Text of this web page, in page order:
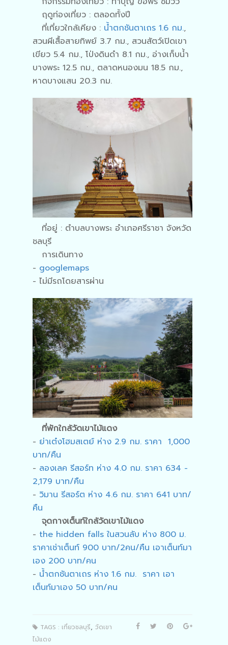
ฤดูท่องเที่ยว : ตลอดทั้งปี
ที่เที่ยวใกล้เคียง : น้ำตกชันตาเถร 1.6 กม.,
สวนผีเสื้อสายทิพย์ 3.7 กม., สวนสัตว์เปิดเขา
เขียว 5.4 กม., โป่งดินดำ 8.1 กม., อ่างเก็บน้ํา
บางพระ 12.5 กม., ตลาดหนองมน 18.5 กม.,
หาดบางแสน 20.3 กม.
ที่อยู่ : ตำบลบางพระ อำเภอศรีราชา จังหวัด
ชลบุรี
การเดินทาง
- googlemaps
- ไม่มีรถโดยสารผ่าน
ที่พักใกล้วัดเขาไม้แดง
- ย่าเต๋งโฮมสเตย์ ห่าง 2.9 กม. ราคา 1,000
บาท/คืน
- ลองเลค รีสอร์ท ห่าง 4.0 กม. ราคา 634 -
2,179 บาท/คืน
- วิมาน รีสอร์ต ห่าง 4.6 กม. ราคา 641 บาท/
คืน
จุดกางเต็นท์ใกล้วัดเขาไม้แดง
- the hidden falls ในสวนลับ ห่าง 800 ม.
ราคาเช่าเต็นท์ 900 บาท/2คน/คืน เอาเต็นท์มา
เอง 200 บาท/คน
- น้ำตกชันตาเถร ห่าง 1.6 กม. ราคา เอา
เต็นท์มาเอง 50 บาท/คน
TAGS : เที่ยวชลบุรี, วัดเขา
ไม้แดง